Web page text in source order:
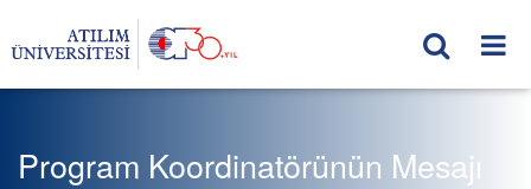
Program Koordinatörünün Mesajı